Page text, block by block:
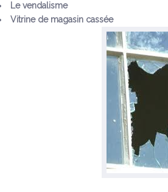
Le vendalisme
Vitrine de magasin cassée